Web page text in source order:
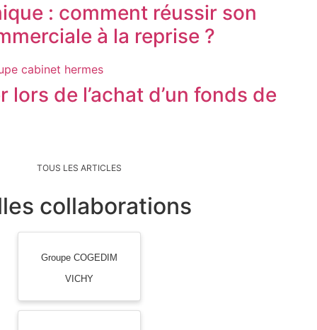
: comment réussir son
à la reprise ?
lors de l’achat d’un fonds de
TOUS LES ARTICLES
collaborations
Groupe COGEDIM
VICHY